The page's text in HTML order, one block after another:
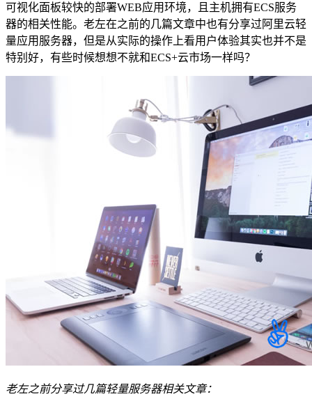
可视化面板较快的部署WEB应用环境，且主机拥有ECS服务
器的相关性能。老左在之前的几篇文章中也有分享过阿里云轻
量应用服务器，但是从实际的操作上看用户体验其实也并不是
特别好，有些时候想想不就和ECS+云市场一样吗？
老左之前分享过几篇轻量服务器相关文章：